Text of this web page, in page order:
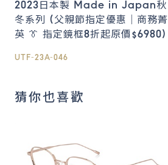
2023日本製 Made in Japan秋
冬系列 (父親節指定優惠｜商務菁
英 👔 指定鏡框8折起原價$6980)
UTF-23A-046
猜你也喜歡